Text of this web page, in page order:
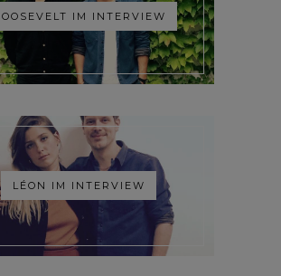
IM INTERVIEW
LÉON IM INTERVIEW